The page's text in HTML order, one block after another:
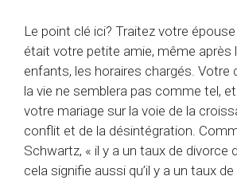
Le point clé ici? Traitez votre
était votre petite amie, même après
enfants, les horaires chargés. Votre
la vie ne semblera pas comme tel,
votre mariage sur la voie de la
conflit et de la désintégration.
Schwartz, « il y a un taux de divorce
cela signifie aussi qu’il y a un taux